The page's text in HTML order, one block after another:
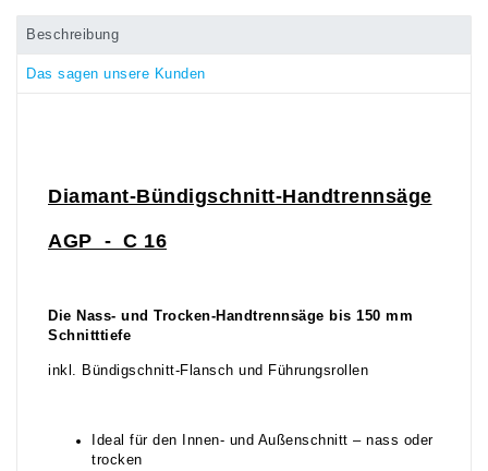
Beschreibung
Das sagen unsere Kunden
Diamant-Bündigschnitt-Handtrennsäge
AGP - C 16
Die Nass- und Trocken-Handtrennsäge bis 150 mm
Schnitttiefe
inkl. Bündigschnitt-Flansch und Führungsrollen
Ideal für den Innen- und Außenschnitt – nass oder
trocken